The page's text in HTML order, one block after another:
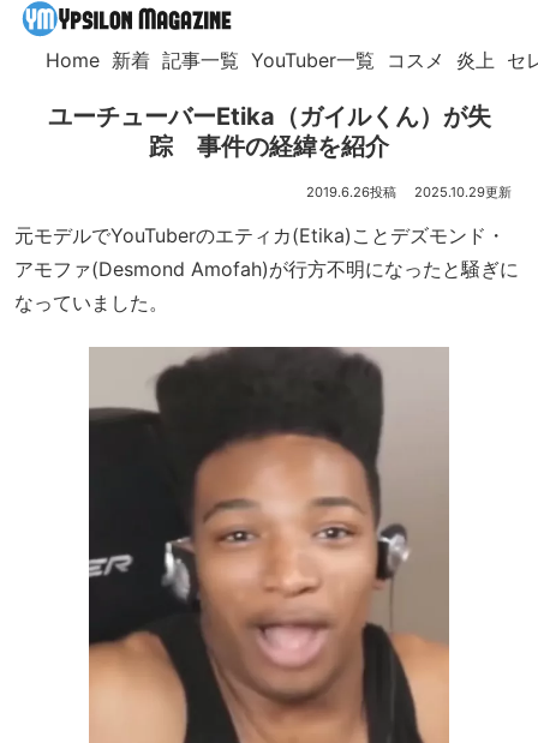
Home 新着 記事一覧 YouTuber一覧 コスメ 炎上 セ
ユーチューバーEtika（ガイルくん）が失
踪 事件の経緯を紹介
2019.6.26 2025.10.29
元モデルでYouTuberのエティカ(Etika)ことデズモンド・
アモファ(Desmond Amofah)が行方不明になったと騒ぎに
なっていました。